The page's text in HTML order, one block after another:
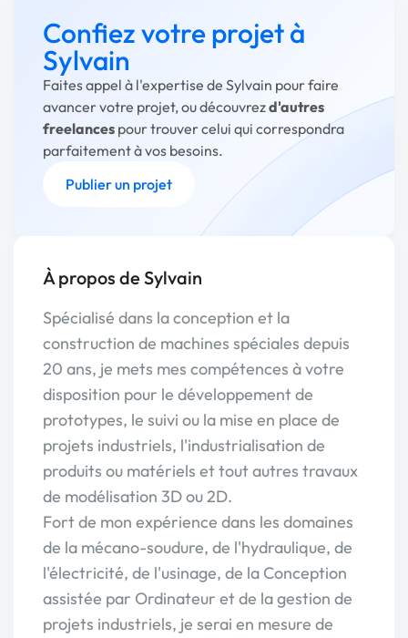
Confiez votre projet à
Sylvain
Faites appel à l'expertise de Sylvain pour faire
avancer votre projet, ou découvrezd'autres
freelances pour trouver celui qui correspondra
parfaitement à vos besoins.
Publier un projet
À propos de Sylvain
Spécialisé dans la conception et la
construction de machines spéciales depuis
20 ans, je mets mes compétences à votre
disposition pour le développement de
prototypes, le suivi ou la mise en place de
projets industriels, l'industrialisation de
produits ou matériels et tout autres travaux
de modélisation 3D ou 2D.
Fort de mon expérience dans les domaines
de la mécano-soudure, de l'hydraulique, de
l'électricité, de l'usinage, de la Conception
assistée par Ordinateur et de la gestion de
projets industriels, je serai en mesure de